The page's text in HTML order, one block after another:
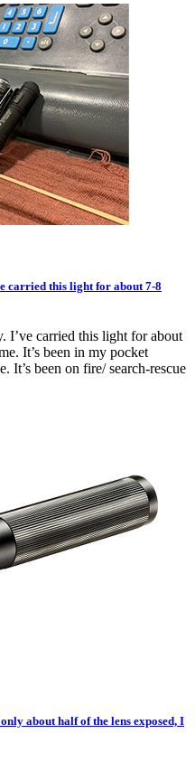
carried this light for about 7-8
I’ve carried this light for about
It’s been in my pocket
It’s been on fire/ search-rescue
about half of the lens exposed, I